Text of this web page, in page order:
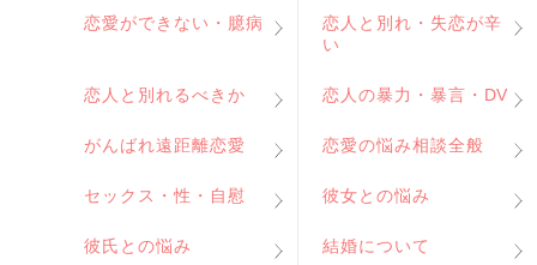
恋愛ができない・臆病
恋人と別れ・失恋が辛
い
恋人と別れるべきか 恋人の暴力・暴言・DV
がんばれ遠距離恋愛 恋愛の悩み相談全般
セックス・性・自慰 彼女との悩み
彼氏との悩み 結婚について